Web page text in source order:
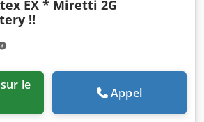
EX * Miretti 2G
!!
Appel